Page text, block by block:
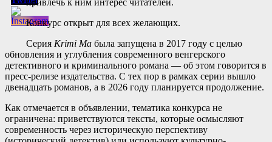
Конкурс открыт для всех желающих.
Серия Krimi Ma была запущена в 2017 году с целью
обновления и углубления современного венгерского
детективного и криминального романа — об этом говорится в
пресс-релизе издательства. С тех пор в рамках серии вышло
двенадцать романов, а в 2026 году планируется продолжение.
Как отмечается в объявлении, тематика конкурса не
ограничена: приветствуются тексты, которые осмысляют
современность через историческую перспективу